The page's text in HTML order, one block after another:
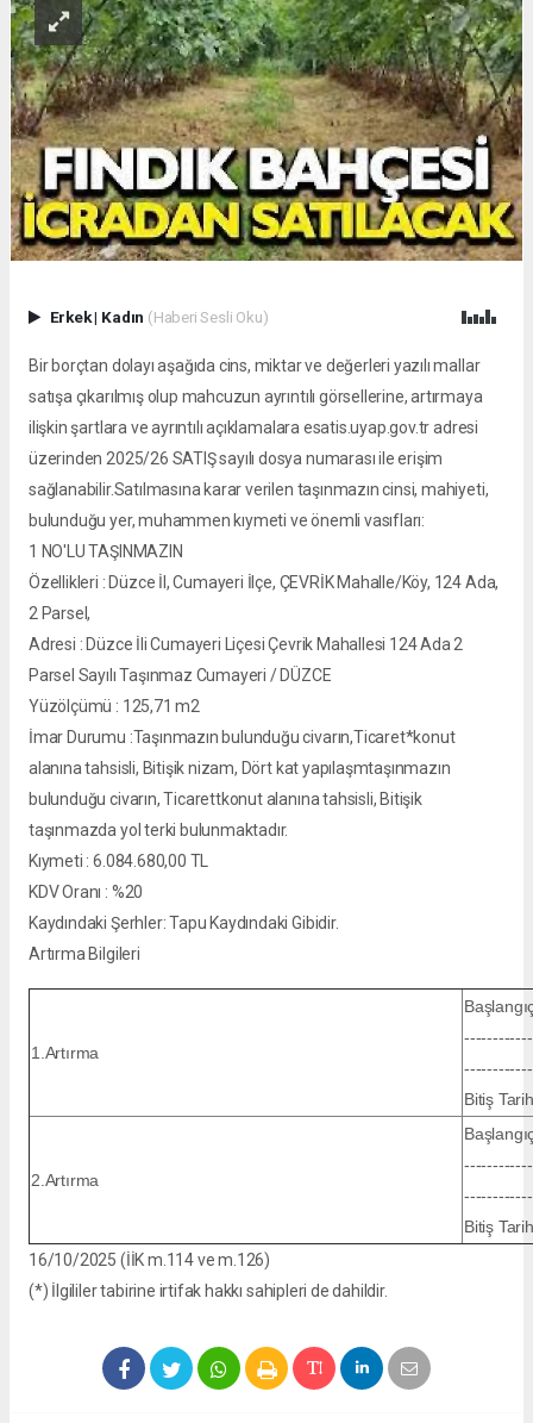
Erkek| Kadın (Haberi Sesli Oku)
Bir borçtan dolayı aşağıda cins, miktar ve değerleri yazılı mallar
satışa çıkarılmış olup mahcuzun ayrıntılı görsellerine, artırmaya
ilişkin şartlara ve ayrıntılı açıklamalara esatis.uyap.gov.tradresi
üzerinden 2025/26 SATIŞ sayılı dosya numarası ile erişim
sağlanabilir.Satılmasına karar verilen taşınmazın cinsi, mahiyeti,
bulunduğu yer, muhammen kıymeti ve önemli vasıfları:
1 NO'LU TAŞINMAZIN
Özellikleri : Düzce İl, Cumayeri İlçe, ÇEVRİK Mahalle/Köy, 124 Ada,
2 Parsel,
Adresi : Düzce İli Cumayeri Liçesi Çevrik Mahallesi 124 Ada 2
Parsel Sayılı Taşınmaz Cumayeri / DÜZCE
Yüzölçümü : 125,71 m2
İmar Durumu :Taşınmazın bulunduğu civarın,Ticaret*konut
alanına tahsisli, Bitişik nizam, Dört kat yapılaşmtaşınmazın
bulunduğu civarın, Ticarettkonut alanına tahsisli, Bitişik
taşınmazda yol terki bulunmaktadır.
Kıymeti : 6.084.680,00 TL
KDV Oranı : %20
Kaydındaki Şerhler: Tapu Kaydındaki Gibidir.
Artırma Bilgileri
1.Artırma
Bitiş
2.Artırma
Bitiş
16/10/2025 (İİK m.114 ve m.126)
(*) İlgililer tabirine irtifak hakkı sahipleri de dahildir.